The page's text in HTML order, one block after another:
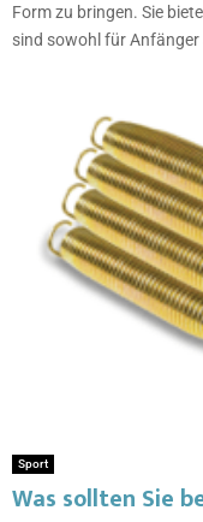
Form zu bringen. Sie
sind sowohl für Anfänger
Sport
Was sollten Sie